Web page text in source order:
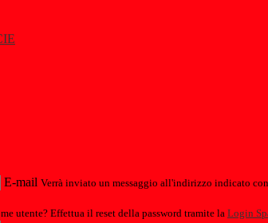
E-mail Verrà inviato un messaggio all'indirizzo indicato
utente? Effettua il reset della password tramite la Login